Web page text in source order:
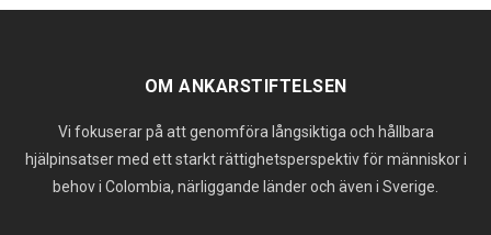
OM ANKARSTIFTELSEN
Vi fokuserar på att genomföra långsiktiga och hållbara
hjälpinsatser med ett starkt rättighetsperspektiv för människor i
behov i Colombia, närliggande länder och även i Sverige.